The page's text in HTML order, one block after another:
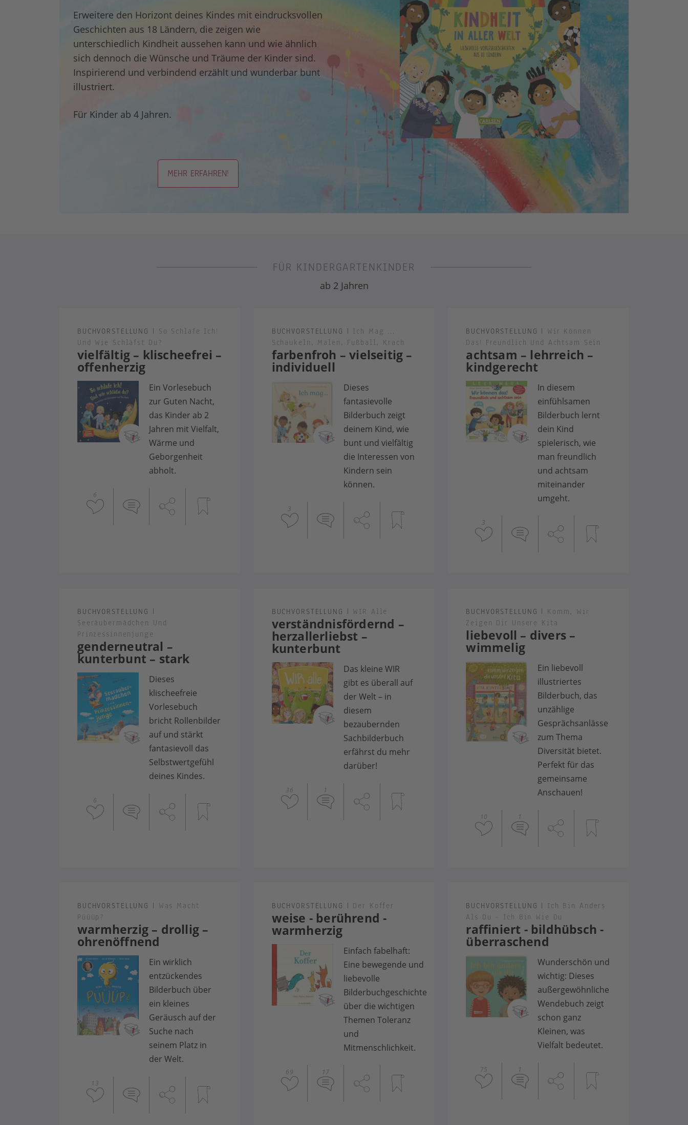
Erweitere den Horizont deines Kindes mit eindrucksvollen
Geschichten aus 18 Ländern, die zeigen wie
unterschiedlich Kindheit aussehen kann und wie ähnlich
sich dennoch die Wünsche und Träume der Kinder sind.
Inspirierend und verbindend erzählt und wunderbar bunt
illustriert.
Für Kinder ab 4 Jahren.
MEHR ERFAHREN!
FÜR KINDERGARTENKINDER
ab 2 Jahren
vielfältig – klischeefrei –
offenherzig
BUCHVORSTELLUNG | So Schlafe Ich!
Und Wie Schläfst Du?
Ein Vorlesebuch
zur Guten Nacht,
das Kinder ab 2
Jahren mit Vielfalt,
Wärme und
Geborgenheit
abholt.
6
farbenfroh – vielseitig –
individuell
BUCHVORSTELLUNG | Ich Mag ...
Schaukeln, Malen, Fußball, Krach
Dieses
fantasievolle
Bilderbuch zeigt
deinem Kind, wie
bunt und vielfältig
die Interessen von
Kindern sein
können.
3
achtsam – lehrreich –
kindgerecht
BUCHVORSTELLUNG | Wir Können
Das! Freundlich Und Achtsam Sein
In diesem
einfühlsamen
Bilderbuch lernt
dein Kind
spielerisch, wie
man freundlich
und achtsam
miteinander
umgeht.
3
genderneutral –
kunterbunt – stark
BUCHVORSTELLUNG |
Seeräubermädchen Und
Prinzessinnenjunge
Dieses
klischeefreie
Vorlesebuch
bricht Rollenbilder
auf und stärkt
fantasievoll das
Selbstwertgefühl
deines Kindes.
6
verständnisfördernd –
herzallerliebst –
kunterbunt
BUCHVORSTELLUNG | WIR Alle
Das kleine WIR
gibt es überall auf
der Welt – in
diesem
bezaubernden
Sachbilderbuch
erfährst du mehr
darüber!
36 1
liebevoll – divers –
wimmelig
BUCHVORSTELLUNG | Komm, Wir
Zeigen Dir Unsere Kita
Ein liebevoll
illustriertes
Bilderbuch, das
unzählige
Gesprächsanlässe
zum Thema
Diversität bietet.
Perfekt für das
gemeinsame
Anschauen!
10 1
warmherzig – drollig –
ohrenöffnend
BUCHVORSTELLUNG | Was Macht
Püüüp?
Ein wirklich
entzückendes
Bilderbuch über
ein kleines
Geräusch auf der
Suche nach
seinem Platz in
der Welt.
13
weise - berührend -
warmherzig
BUCHVORSTELLUNG | Der Koffer
Einfach fabelhaft:
Eine bewegende und
liebevolle
Bilderbuchgeschichte
über die wichtigen
Themen Toleranz
und
Mitmenschlichkeit.
69 17
raffiniert - bildhübsch -
überraschend
BUCHVORSTELLUNG | Ich Bin Anders
Als Du – Ich Bin Wie Du
Wunderschön und
wichtig: Dieses
außergewöhnliche
Wendebuch zeigt
schon ganz
Kleinen, was
Vielfalt bedeutet.
75 1